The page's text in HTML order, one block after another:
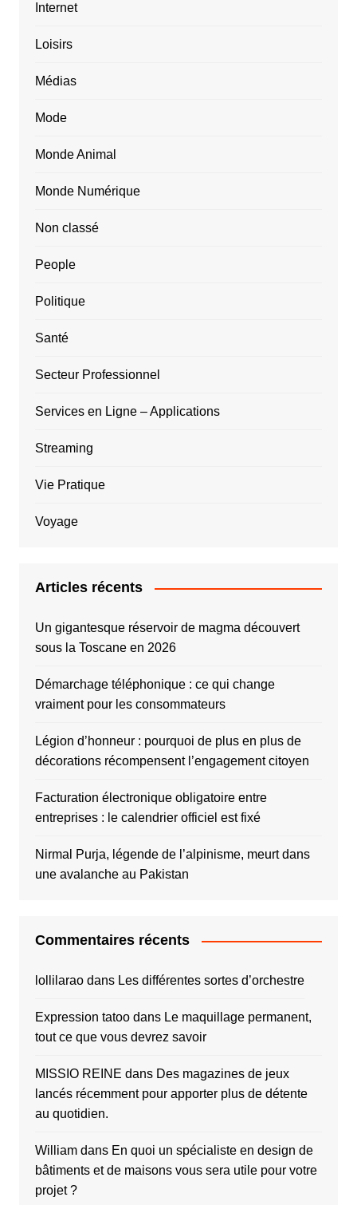
Internet
Loisirs
Médias
Mode
Monde Animal
Monde Numérique
Non classé
People
Politique
Santé
Secteur Professionnel
Services en Ligne – Applications
Streaming
Vie Pratique
Voyage
Articles récents
Un gigantesque réservoir de magma découvert
sous la Toscane en 2026
Démarchage téléphonique : ce qui change
vraiment pour les consommateurs
Légion d’honneur : pourquoi de plus en plus de
décorations récompensent l’engagement citoyen
Facturation électronique obligatoire entre
entreprises : le calendrier officiel est fixé
Nirmal Purja, légende de l’alpinisme, meurt dans
une avalanche au Pakistan
Commentaires récents
lollilaraodans Les différentes sortes d’orchestre
Expression tatoodans Le maquillage permanent,
tout ce que vous devrez savoir
MISSIO REINE dans Des magazines de jeux
lancés récemment pour apporter plus de détente
au quotidien.
Williamdans En quoi un spécialiste en design de
bâtiments et de maisons vous sera utile pour votre
projet ?